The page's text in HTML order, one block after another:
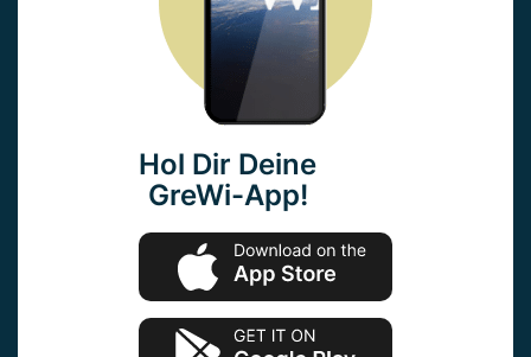
Hol Dir Deine
GreWi-App!